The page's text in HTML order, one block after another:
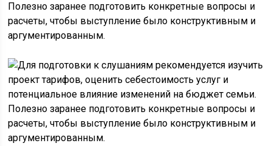
Полезно заранее подготовить конкретные вопросы и
расчеты, чтобы выступление было конструктивным и
аргументированным.